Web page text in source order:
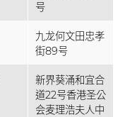
号
九龙何文田忠孝
街89号
新界葵涌和宜合
道22号香港圣公
会麦理浩夫人中